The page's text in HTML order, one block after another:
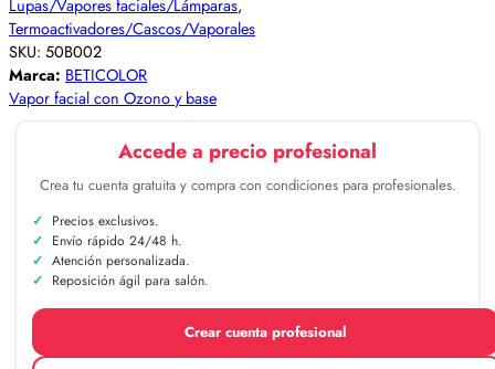
Termoactivadores/Cascos/Vaporales
SKU: 50B002
Marca: BETICOLOR
Vapor facial con Ozono y base
Accede a precio profesional
Crea tu cuenta gratuita y compra con condiciones para profesionales.
Precios exclusivos.
Envío rápido 24/48 h.
Atención personalizada.
Reposición ágil para salón.
Crear cuenta profesional